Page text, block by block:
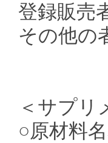
登録販売
その他の
＜サプリ
○原材料